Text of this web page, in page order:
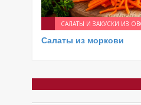
САЛАТЫ И ЗАКУСКИ ИЗ
Салаты из моркови